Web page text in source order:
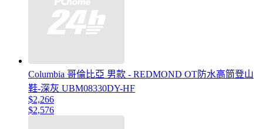
Columbia 哥倫比亞 男款 - REDMOND OT防水高筒登山
鞋-深灰 UBM08330DY-HF
$2,266
$2,576